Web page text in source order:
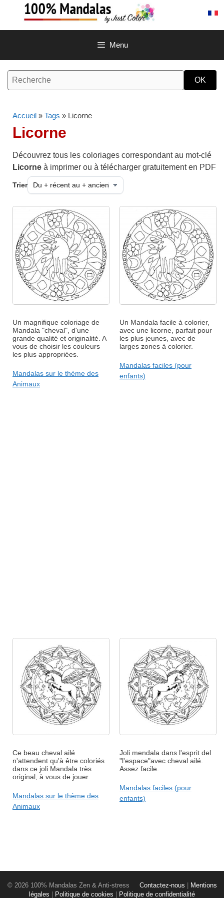
contenu
Menu
Accueil » Tags » Licorne
Licorne
Découvrez tous les coloriages correspondant au mot-clé
Licorne à imprimer ou à télécharger gratuitement en PDF
Trier
Un magnifique coloriage de
Mandala "cheval", d'une
grande qualité et originalité. A
vous de choisir les couleurs
les plus appropriées.
Mandalas sur le thème des
Animaux
Un Mandala facile à colorier,
avec une licorne, parfait pour
les plus jeunes, avec de
larges zones à colorier.
Mandalas faciles (pour
enfants)
Ce beau cheval ailé
n'attendent qu'à être coloriés
dans ce joli Mandala très
original, à vous de jouer.
Mandalas sur le thème des
Animaux
Joli mendala dans l'esprit del
"l'espace"avec cheval ailé.
Assez facile.
Mandalas faciles (pour
enfants)
© 2026 100% Mandalas Zen & Anti-stress Contactez-nous
Mentions
légales
Politique de cookies Politique de confidentialité